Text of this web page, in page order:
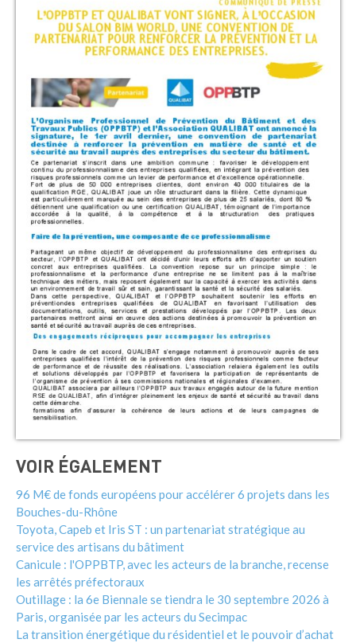
VOIR ÉGALEMENT
96 M€ de fonds européens pour accélérer 6 projets dans les
Bouches-du-Rhône
Toyota, Capeb et Iris ST : un partenariat stratégique au
service des artisans du bâtiment
Canicule : l'OPPBTP, avec les acteurs de la branche, recense
les arrêtés préfectoraux
Outillage : la 6e Biennale se tiendra le 30 septembre 2026 à
Paris, organisée par les acteurs du Secimpac
La transition énergétique du résidentiel et le pouvoir d’achat